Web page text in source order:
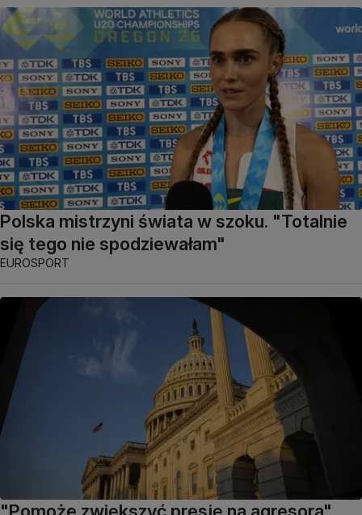
Polska mistrzyni świata w szoku. "Totalnie
się tego nie spodziewałam"
EUROSPORT